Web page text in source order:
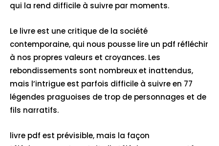
qui la rend difficile à suivre par moments.
Le livre est une critique de la société
contemporaine, qui nous pousse lire un pdf réfléchir
à nos propres valeurs et croyances. Les
rebondissements sont nombreux et inattendus,
mais l’intrigue est parfois difficile à suivre en 77
légendes praguoises de trop de personnages et de
fils narratifs.
livre pdf est prévisible, mais la façon